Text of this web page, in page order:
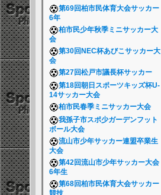
第69回柏市民体育大会サッカー
6年
柏市民少年秋季ミニサッカー大
会
第30回NEC杯あびこサッカー大
会
第27回松戸市議長杯サッカー
第18回朝日スポーツキッズ杯U-
14サッカー大会
柏市民春季ミニサッカー大会
我孫子市スポ少ガーデンフット
ボール大会
流山市少年サッカー連盟卒業生
大会
第42回流山市少年サッカー大会
6年生
第68回柏市民体育大会サッカー
競技